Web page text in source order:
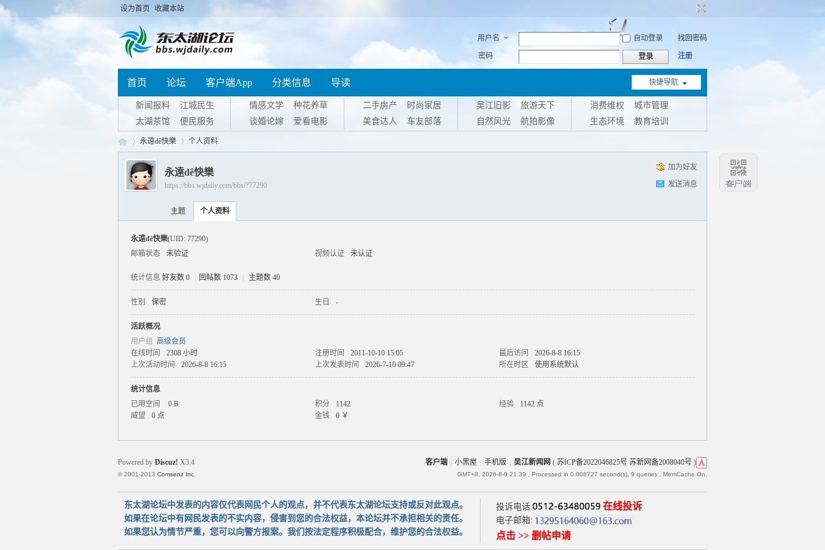
设为首页 收藏本站
用户名 自动登录 找回密码
密码 登录 注册
快捷导航
首页 论坛 客户端App 分类信息 导读
新闻报料
江城民生
太湖茶馆
便民服务
情感文学
种花养草
谈婚论嫁
爱看电影
二手房产
时尚家居
美食达人
车友部落
吴江旧影
旅游天下
自然风光
航拍影像
消费维权
城市管理
生态环境
教育培训
湖
›
永遠dê快樂 个人资料
加为好友
发送消息
永遠dê快樂
https://bbs.wjdaily.com/bbs/?77290
主题 个人资料
永遠dê快樂(UID: 77290)
邮箱状态
未验证 视频认证 未认证
统计信息 好友数 0 回帖数 1073 主题数 40
性别 保密 生日 -
活跃概况
用户组 高级会员
在线时间
2308 小时 注册时间 2011-10-10 15:05 最后访问
2026-8-8 16:15
上次活动时间
2026-8-8 16:15 上次发表时间 2026-7-10 09:47 所在时区 使用系统默认
统计信息
已用空间
0 B 积分 1142 经验
1142 点
威望
0 点 金钱 0 ￥
客户端 小黑屋 手机版 吴江新闻网 ( 苏ICP备2022046825号 苏新网备2008040号 )
GMT+8, 2026-8-9 21:39 , Processed in 0.008727 second(s), 9 queries , MemCache On.
Powered by Discuz! X3.4
© 2001-2013 Comsenz Inc.
东太湖论坛中发表的内容仅代表网民个人的观点，并不代表东太湖论坛支持或反对此观点。
如果在论坛中有网民发表的不实内容，侵害到您的合法权益，本论坛并不承担相关的责任。
如果您认为情节严重，您可以向警方报案。我们按法定程序积极配合，维护您的合法权益。
投诉电话: 在线投诉
电子邮箱:
点击 >> 删帖申请